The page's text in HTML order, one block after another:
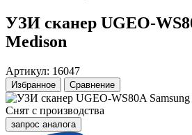
УЗИ сканер UGEO-
Medison
Артикул: 16047
Избранное Сравнение
Снят с производства
запрос аналога